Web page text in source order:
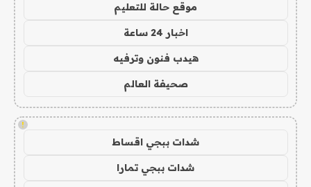
موقع حالة للتعليم
اخبار 24 ساعة
هيدب فنون وترفيه
صحيفة العالم
!
شدات ببجي اقساط
شدات ببجي تمارا